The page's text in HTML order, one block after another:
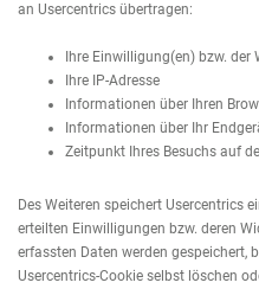
an Usercentrics übertragen:
Ihre Einwilligung(en) bzw.
Ihre IP-Adresse
Informationen über Ihren
Informationen über Ihr
Zeitpunkt Ihres Besuchs auf
Des Weiteren speichert Usercentrics
erteilten Einwilligungen bzw. deren
erfassten Daten werden gespeichert,
Usercentrics-Cookie selbst löschen